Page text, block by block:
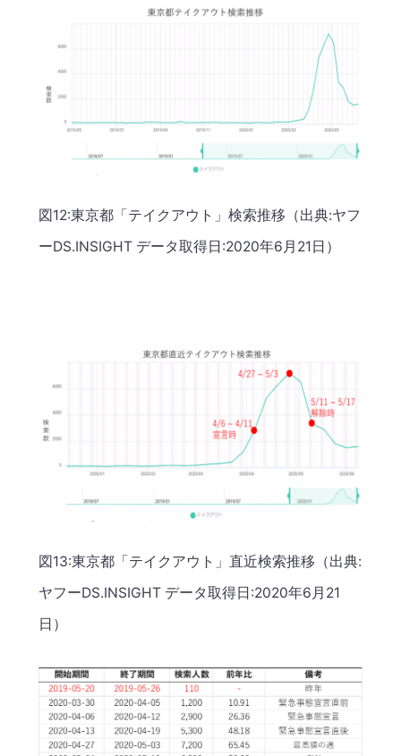
図12:東京都「テイクアウト」検索推移（出典:ヤフ
ーDS.INSIGHT データ取得日:2020年6月21日）
図13:東京都「テイクアウト」直近検索推移（出典:
ヤフーDS.INSIGHT データ取得日:2020年6月21
日）